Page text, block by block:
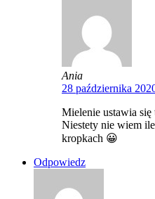
Ania
28 października
Mielenie ustawia
Niestety nie wiem
kropkach 😀
Odpowiedz